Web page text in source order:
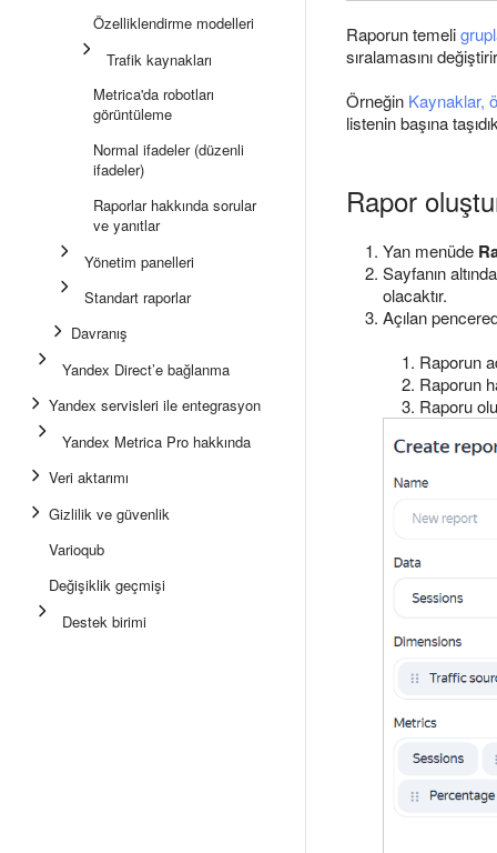
Özelliklendirme modelleri
Trafik kaynakları
Metrica'da robotları
görüntüleme
Normal ifadeler (düzenli
ifadeler)
Raporlar hakkında sorular
ve yanıtlar
Yönetim panelleri
Standart raporlar
Davranış
Yandex Direct’e bağlanma
Yandex servisleri ile entegrasyon
Yandex Metrica Pro hakkında
Veri aktarımı
Gizlilik ve güvenlik
Varioqub
Değişiklik geçmişi
Destek birimi
Raporun temeli
sıralamasını
Örneğin Kaynaklar,
listenin başına
Rapor
Yan menüde
Sayfanın
olacaktır.
Açılan
Raporun
Raporun
Raporu